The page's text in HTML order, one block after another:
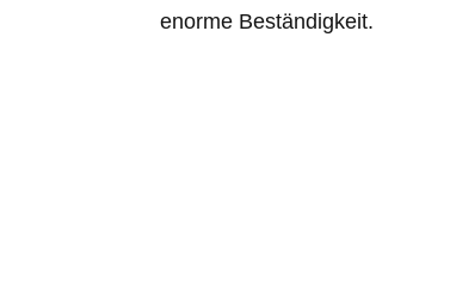
enorme Beständigkeit.